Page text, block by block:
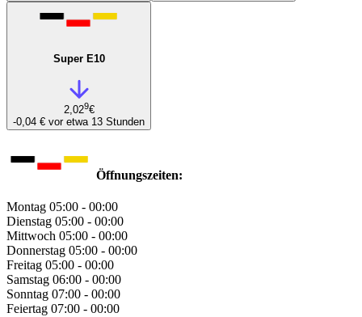
Super E10
2,029€
-0,04 € vor etwa 13 Stunden
Öffnungszeiten:
Montag 05:00 - 00:00
Dienstag 05:00 - 00:00
Mittwoch 05:00 - 00:00
Donnerstag 05:00 - 00:00
Freitag 05:00 - 00:00
Samstag 06:00 - 00:00
Sonntag 07:00 - 00:00
Feiertag 07:00 - 00:00